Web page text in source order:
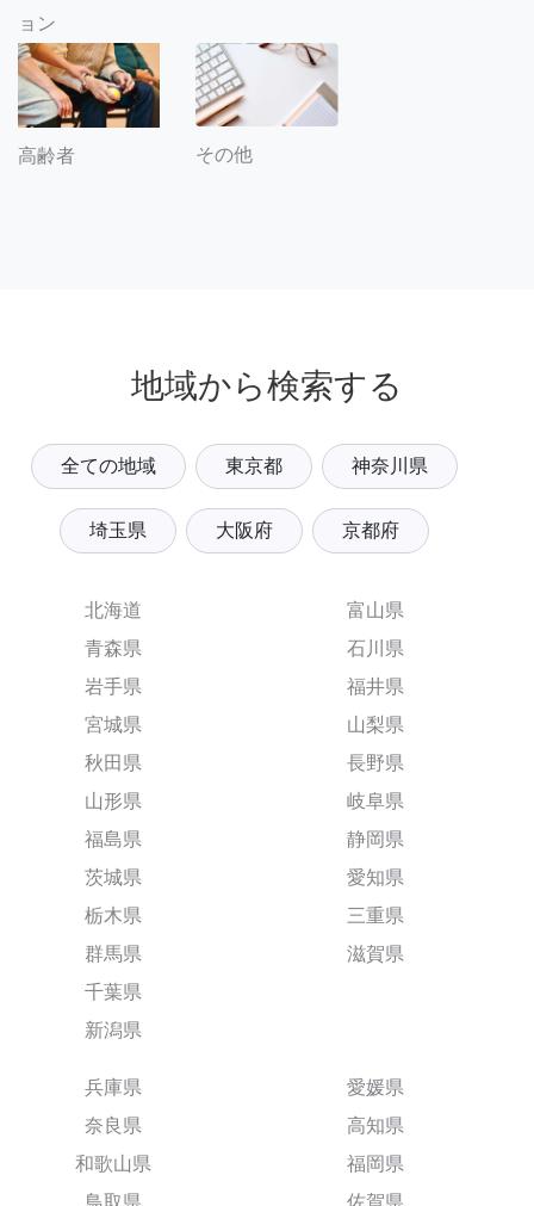
ョン
高齢者 その他
地域から検索する
全ての地域 東京都 神奈川県
埼玉県 大阪府 京都府
北海道
青森県
岩手県
宮城県
秋田県
山形県
福島県
茨城県
栃木県
群馬県
千葉県
新潟県
富山県
石川県
福井県
山梨県
長野県
岐阜県
静岡県
愛知県
三重県
滋賀県
兵庫県
奈良県
和歌山県
鳥取県
愛媛県
高知県
福岡県
佐賀県